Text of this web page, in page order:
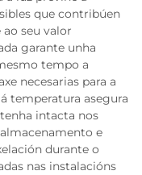
que contribúen
seu valor
garante unha
tempo a
necesarias para a
temperatura asegura
intacta nos
e
durante o
nas instalacións